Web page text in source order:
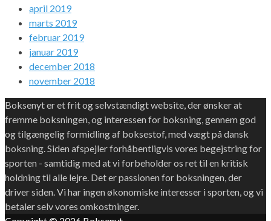
april 2019
marts 2019
februar 2019
januar 2019
december 2018
november 2018
Boksenyt er et frit og selvstændigt website, der ønsker at
fremme boksningen, og interessen for boksning, gennem god
og tilgængelig formidling af boksestof, med vægt på dansk
boksning. Siden afspejler forhåbentligvis vores begejstring for
sporten - samtidig med at vi forbeholder os ret til en kritisk
holdning til alle lejre. Det er passionen for boksningen, der
driver siden. Vi har ingen økonomiske interesser i sporten, og vi
betaler selv vores omkostninger.